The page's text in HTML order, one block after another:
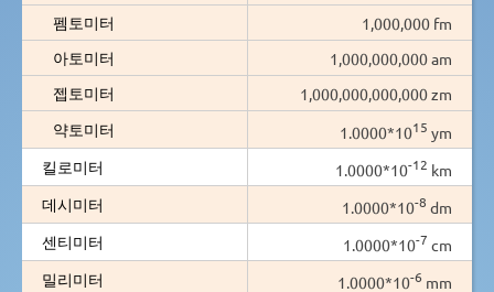
펨토미터
1,000,000 fm
아토미터
1,000,000,000 am
젭토미터
1,000,000,000,000 zm
약토미터
1.0000*1015 ym
킬로미터
1.0000*10-12 km
데시미터
1.0000*10-8 dm
센티미터
1.0000*10-7 cm
밀리미터
1.0000*10-6 mm